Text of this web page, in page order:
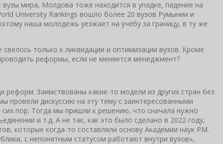
мира, Молдова тоже находится в упадке, падение на
University Rankings вошло более 20 вузов Румынии и
наша молодёжь уезжает на учёбу за границу, в ту же
только к ликвидации и оптимизации вузов. Кроме
реформы, если не меняется менеджмент?
Заимствованы какие-то модели из других стран без
дискуссию на эту тему с заинтересованными
пор. Тогда мы пришли к решению, что сначала нужно
и т.д. А не так, как это было сделано в 2022 году,
которые когда-то составляли основу Академии наук РМ.
с непонятным статусом работают внутри вузов»,